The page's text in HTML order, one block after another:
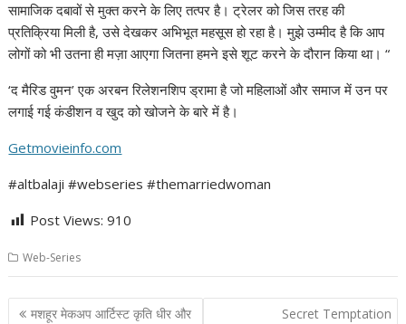
सामाजिक दबावों से मुक्त करने के लिए तत्पर है। ट्रेलर को जिस तरह की
प्रतिक्रिया मिली है, उसे देखकर अभिभूत महसूस हो रहा है। मुझे उम्मीद है कि आप
लोगों को भी उतना ही मज़ा आएगा जितना हमने इसे शूट करने के दौरान किया था। “
‘द मैरिड वुमन’ एक अरबन रिलेशनशिप ड्रामा है जो महिलाओं और समाज में उन पर
लगाई गई कंडीशन व खुद को खोजने के बारे में है।
Getmovieinfo.com
#altbalaji #webseries #themarriedwoman
Post Views: 910
Web-Series
Post
मशहूर मेकअप आर्टिस्ट कृति धीर और Secret Temptation